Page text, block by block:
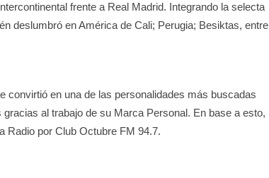
frente a Real Madrid. Integrando la selecta
deslumbró en América de Cali; Perugia; Besiktas, entre
convirtió en una de las personalidades más buscadas
al trabajo de su Marca Personal. En base a esto,
Radio por Club Octubre FM 94.7.